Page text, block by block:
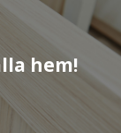
hem!